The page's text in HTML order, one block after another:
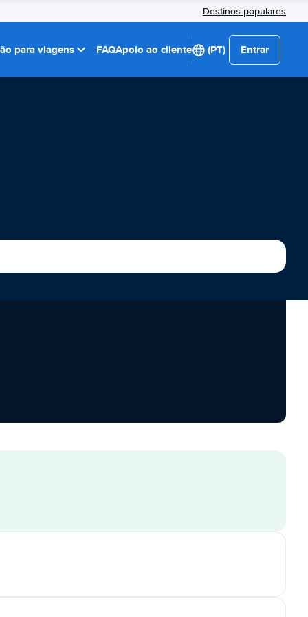
Destinos populares
para viagens FAQApoio ao cliente (PT) Entrar